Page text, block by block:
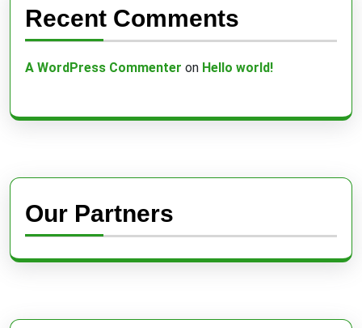
Recent Comments
A WordPress Commenter on Hello world!
Our Partners